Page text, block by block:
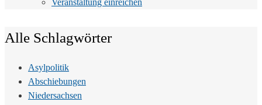
Veranstaltung einreichen
Alle Schlagwörter
Asylpolitik
Abschiebungen
Niedersachsen